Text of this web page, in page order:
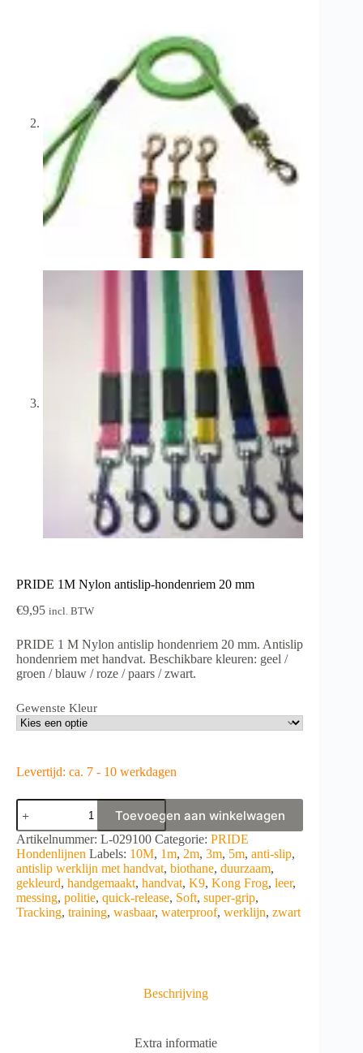
PRIDE 1M Nylon antislip-hondenriem 20 mm
€9,95 incl. BTW
PRIDE 1 M Nylon antislip hondenriem 20 mm. Antislip
hondenriem met handvat. Beschikbare kleuren: geel /
groen / blauw / roze / paars / zwart.
Gewenste Kleur
Levertijd: ca. 7 - 10 werkdagen
PRIDE
1M
Nylon
antislip-
hondenriem
20
mm
aantal
Toevoegen aan winkelwagen
A
l
t
e
r
n
Artikelnummer: L-029100 Categorie: PRIDE
Hondenlijnen Labels: 10M, 1m, 2m, 3m, 5m, anti-slip,
antislip werklijn met handvat, biothane, duurzaam,
gekleurd, handgemaakt, handvat, K9, Kong Frog, leer,
messing, politie, quick-release, Soft, super-grip,
Tracking, training, wasbaar, waterproof, werklijn, zwart
Beschrijving
Extra informatie